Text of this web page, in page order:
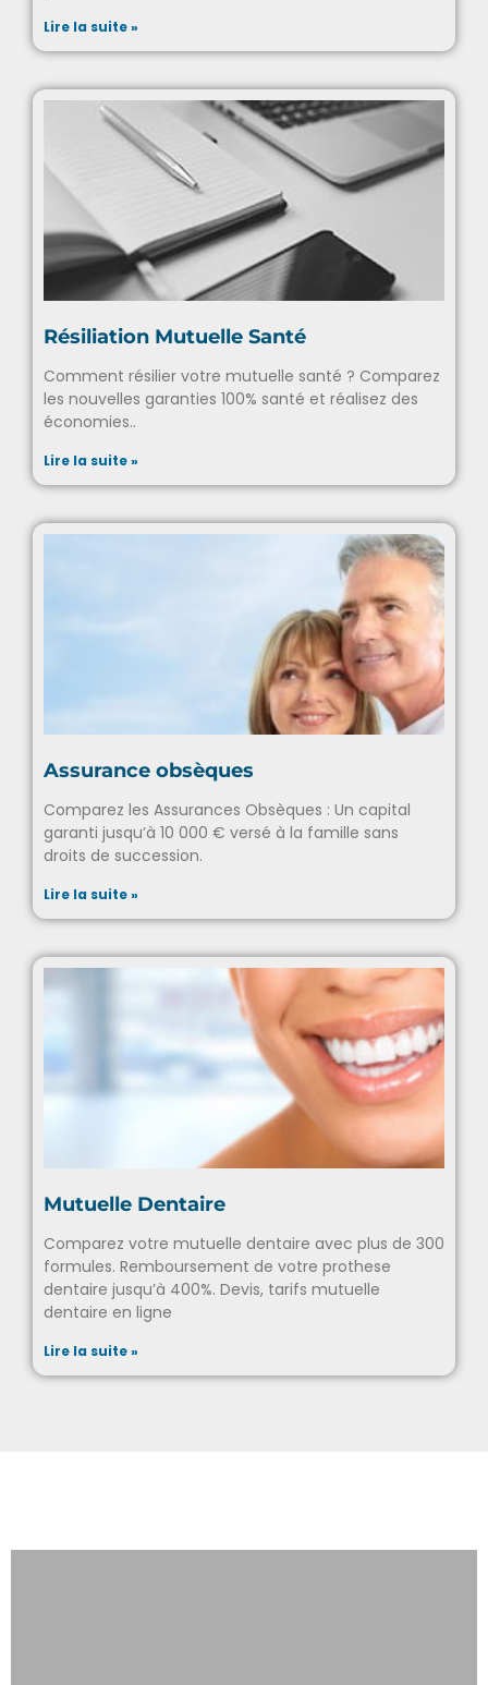
Lire la suite »
Résiliation Mutuelle Santé
Comment résilier votre mutuelle santé ? Comparez
les nouvelles garanties 100% santé et réalisez des
économies..
Lire la suite »
Assurance obsèques
Comparez les Assurances Obsèques : Un capital
garanti jusqu’à 10 000 € versé à la famille sans
droits de succession.
Lire la suite »
Mutuelle Dentaire
Comparez votre mutuelle dentaire avec plus de 300
formules. Remboursement de votre prothese
dentaire jusqu’à 400%. Devis, tarifs mutuelle
dentaire en ligne
Lire la suite »